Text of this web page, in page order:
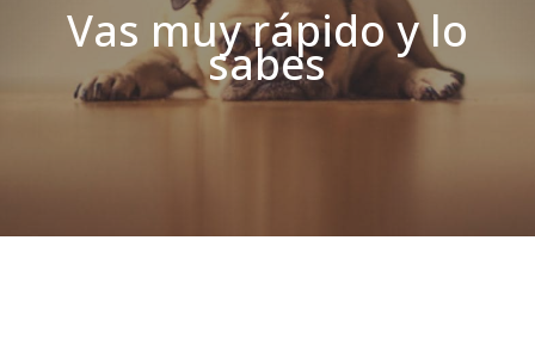
Vas muy rápido y lo
sabes